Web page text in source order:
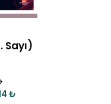
Sayı)
₺